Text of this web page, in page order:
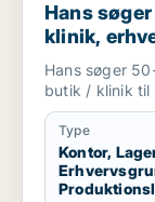
Hans
klinik,
Region
Hans søger
butik / klinik til
Type
Kontor,